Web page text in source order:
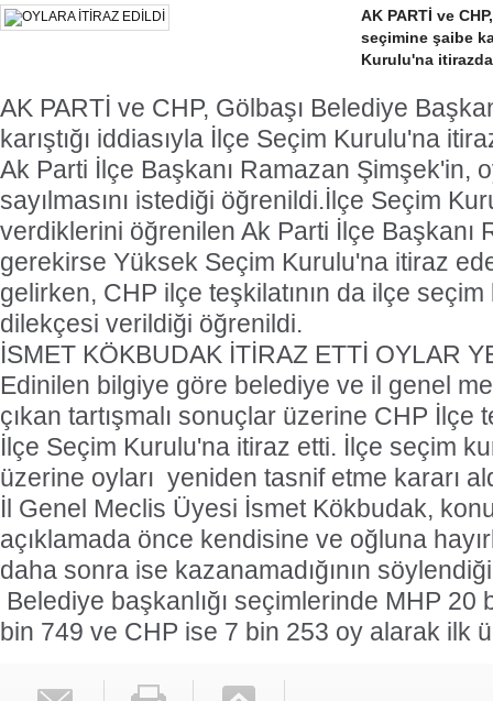
Gölbaşı
İNCEK
AK PARTİ ve
seçimine şaibe
Kurulu'na
AK PARTİ ve CHP, Gölbaşı Belediye
karıştığı iddiasıyla İlçe Seçim Kurulu'na
Ak Parti İlçe Başkanı Ramazan Şimşek'in,
sayılmasını istediği öğrenildi.İlçe Seçim
verdiklerini öğrenilen Ak Parti İlçe Başkanı
gerekirse Yüksek Seçim Kurulu'na itiraz
gelirken, CHP ilçe teşkilatının da ilçe
dilekçesi verildiği öğrenildi.
İSMET KÖKBUDAK İTİRAZ ETTİ OYLAR
Edinilen bilgiye göre belediye ve il genel
çıkan tartışmalı sonuçlar üzerine CHP İlçe
İlçe Seçim Kurulu'na itiraz etti. İlçe seçim
üzerine oyları yeniden tasnif etme kararı
İl Genel Meclis Üyesi İsmet Kökbudak,
açıklamada önce kendisine ve oğluna
daha sonra ise kazanamadığının
Belediye başkanlığı seçimlerinde MHP 20
bin 749 ve CHP ise 7 bin 253 oy alarak ilk